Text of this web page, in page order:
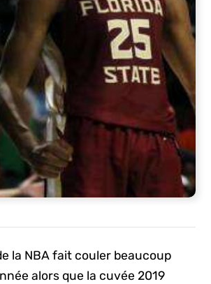
la NBA fait couler beaucoup
alors que la cuvée 2019